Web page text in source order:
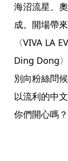
海沼流星、
成。開場帶
〈VIVA LA
Ding Dong
別向粉絲問
以流利的中
你們開心嗎